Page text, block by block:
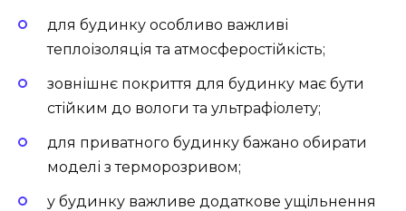
для будинку особливо важливі
теплоізоляція та атмосферостійкість;
зовнішнє покриття для будинку має бути
стійким до вологи та ультрафіолету;
для приватного будинку бажано обирати
моделі з терморозривом;
у будинку важливе додаткове ущільнення